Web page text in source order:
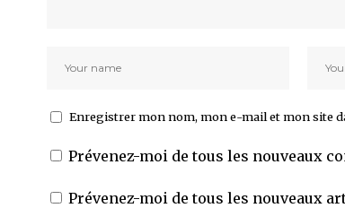
Enregistrer mon nom, mon e-mail et mon site
Prévenez-moi de tous les nouveaux
Prévenez-moi de tous les nouveaux